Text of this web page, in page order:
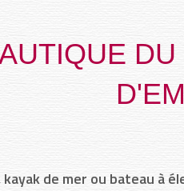
kayak de mer ou bateau à